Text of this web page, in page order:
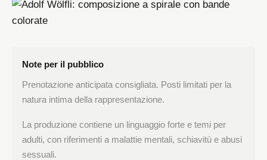
Note per il pubblico
Prenotazione anticipata consigliata. Posti limitati per la
natura intima della rappresentazione.
La produzione contiene un linguaggio forte e temi per
adulti, con riferimenti a malattie mentali, schiavitù e abusi
sessuali.